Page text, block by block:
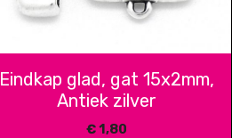
Eindkap glad, gat 15x2mm,
Antiek zilver
€1,80